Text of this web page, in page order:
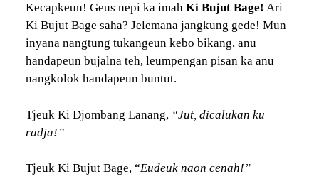
Kecapkeun! Geus nepi ka imah Ki Bujut Bage! Ari
Ki Bujut Bage saha? Jelemana jangkung gede! Mun
inyana nangtung tukangeun kebo bikang, anu
handapeun bujalna teh, leumpengan pisan ka anu
nangkolok handapeun buntut.
Tjeuk Ki Djombang Lanang, “Jut, dicalukan ku
radja!”
Tjeuk Ki Bujut Bage, “Eudeuk naon cenah!”